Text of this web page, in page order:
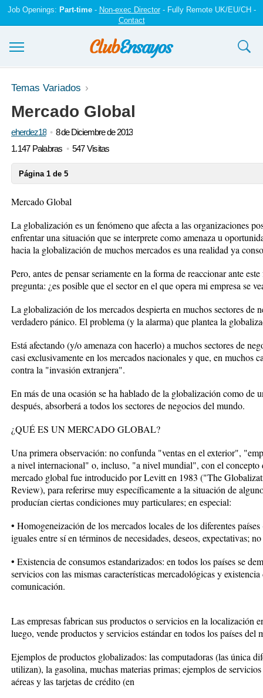
Job Openings: Part-time- Non-exec Director- Fully Remote UK/EU/CH -
Contact
Ensayos y trabajos
Registrarse
Iniciar sesión
Temas Variados
Mercado Global
eherdez18
8 de Diciembre de 2013
1.147 Palabras
547 Visitas
Página 1 de 5
Mercado Global
La globalización es un fenómeno que afecta a las organizaciones
enfrentar una situación que se interprete como amenaza u
hacia la globalización de muchos mercados es una realidad ya
Pero, antes de pensar seriamente en la forma de reaccionar ante
pregunta: ¿es posible que el sector en el que opera mi empresa se
La globalización de los mercados despierta en muchos sectores de
verdadero pánico. El problema (y la alarma) que plantea la
Está afectando (y/o amenaza con hacerlo) a muchos sectores de
casi exclusivamente en los mercados nacionales y que, en muchos
contra la "invasión extranjera".
En más de una ocasión se ha hablado de la globalización como de
después, absorberá a todos los sectores de negocios del mundo.
¿QUÉ ES UN MERCADO GLOBAL?
Una primera observación: no confunda "ventas en el exterior",
a nivel internacional" o, incluso, "a nivel mundial", con el concepto
mercado global fue introducido por Levitt en 1983 ("The
Review), para referirse muy específicamente a la situación de
producían ciertas condiciones muy particulares; en especial:
• Homogeneización de los mercados locales de los diferentes
iguales entre sí en términos de necesidades, deseos, expectativas;
• Existencia de consumos estandarizados: en todos los países se
servicios con las mismas características mercadológicas y
comunicación.
Las empresas fabrican sus productos o servicios en la localización
luego, vende productos y servicios estándar en todos los países del
Ejemplos de productos globalizados: las computadoras (las única
utilizan), la gasolina, muchas materias primas; ejemplos de
aéreas y las tarjetas de crédito (en